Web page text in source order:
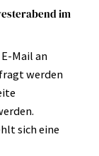
im
Mail an
werden
sich eine